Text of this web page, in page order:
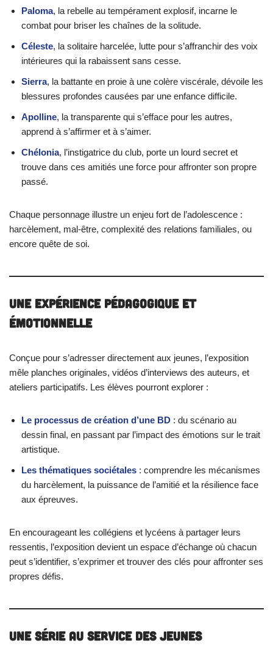
Paloma, la rebelle au tempérament explosif, incarne le
combat pour briser les chaînes de la solitude.
Céleste, la solitaire harcelée, lutte pour s’affranchir des voix
intérieures qui la rabaissent sans cesse.
Sierra, la battante en proie à une colère viscérale, dévoile les
blessures profondes causées par une enfance difficile.
Apolline, la transparente qui s’efface pour les autres,
apprend à s’affirmer et à s’aimer.
Chélonia, l’instigatrice du club, porte un lourd secret et
trouve dans ces amitiés une force pour affronter son propre
passé.
Chaque personnage illustre un enjeu fort de l’adolescence :
harcèlement, mal-être, complexité des relations familiales, ou
encore quête de soi.
Une Expérience Pédagogique et
Émotionnelle
Conçue pour s’adresser directement aux jeunes, l’exposition
mêle planches originales, vidéos d’interviews des auteurs, et
ateliers participatifs. Les élèves pourront explorer :
Le processus de création d’une BD : du scénario au
dessin final, en passant par l’impact des émotions sur le trait
artistique.
Les thématiques sociétales : comprendre les mécanismes
du harcèlement, la puissance de l’amitié et la résilience face
aux épreuves.
En encourageant les collégiens et lycéens à partager leurs
ressentis, l’exposition devient un espace d’échange où chacun
peut s’identifier, s’exprimer et trouver des clés pour affronter ses
propres défis.
Une Série au Service des Jeunes